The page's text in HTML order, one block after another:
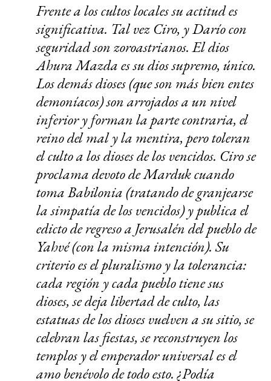
Frente a los cultos locales su actitud es
significativa. Tal vez Ciro, y Darío con
seguridad son zoroastrianos. El dios
Ahura Mazda es su dios supremo, único.
Los demás dioses (que son más bien entes
demoníacos) son arrojados a un nivel
inferior y forman la parte contraria, el
reino del mal y la mentira, pero toleran
el culto a los dioses de los vencidos. Ciro se
proclama devoto de Marduk cuando
toma Babilonia (tratando de granjearse
la simpatía de los vencidos) y publica el
edicto de regreso a Jerusalén del pueblo de
Yahvé (con la misma intención). Su
criterio es el pluralismo y la tolerancia:
cada región y cada pueblo tiene sus
dioses, se deja libertad de culto, las
estatuas de los dioses vuelven a su sitio, se
celebran las fiestas, se reconstruyen los
templos y el emperador universal es el
amo benévolo de todo esto. ¿Podía